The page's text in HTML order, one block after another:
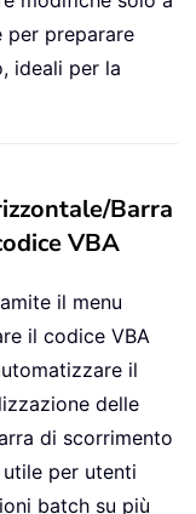
preparare
ideali per la
Barra
VBA
il menu
il codice VBA
il
delle
di scorrimento
per utenti
batch su più